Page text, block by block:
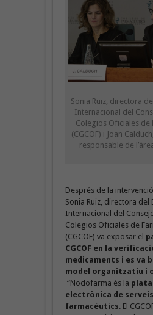
Sonia Ruiz, directora
Internacional del
Colegios Oficiales de
(CGCOF) i Joan
responsable de
Després de la
Sonia Ruiz, directora del
Internacional del
Colegios Oficiales de
(CGCOF) va exposar el
CGCOF en la
medicaments i es va
model organitzatiu i
“Nodofarma és la
electrònica de serveis
farmacèutics. El